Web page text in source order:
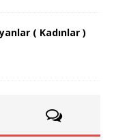
( Kadınlar )